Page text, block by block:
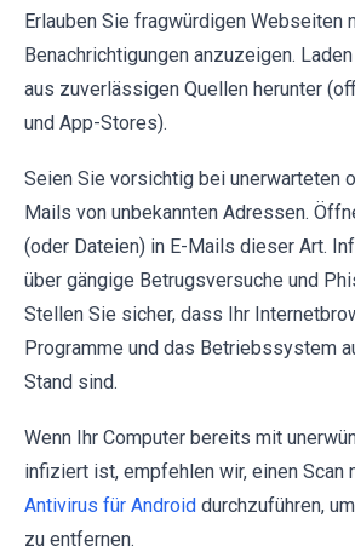
Erlauben Sie fragwürdigen Webseiten
Benachrichtigungen anzuzeigen.
aus zuverlässigen Quellen herunter
und App-Stores).
Seien Sie vorsichtig bei unerwarteten
Mails von unbekannten Adressen.
(oder Dateien) in E-Mails dieser Art.
über gängige Betrugsversuche und
Stellen Sie sicher, dass Ihr
Programme und das Betriebssystem
Stand sind.
Wenn Ihr Computer bereits mit
infiziert ist, empfehlen wir, einen Scan
Antivirus für Android durchzuführen,
zu entfernen.